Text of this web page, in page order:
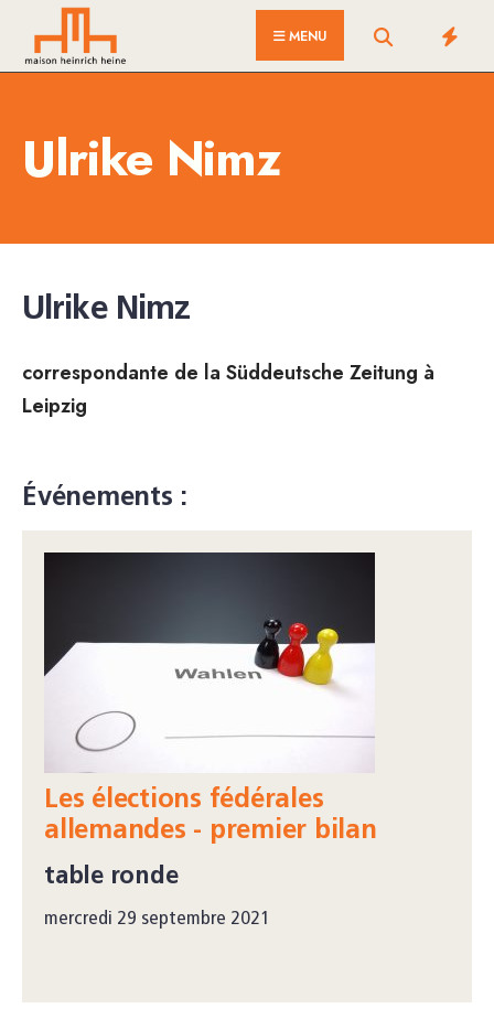
MENU
Ulrike Nimz
Ulrike Nimz
correspondante de la Süddeutsche Zeitung à
Leipzig
Événements :
Les élections fédérales
allemandes - premier bilan
table ronde
mercredi 29 septembre 2021